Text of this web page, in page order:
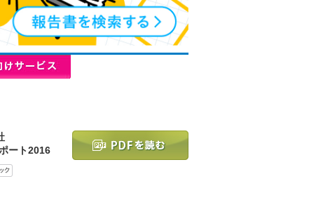
ート2016